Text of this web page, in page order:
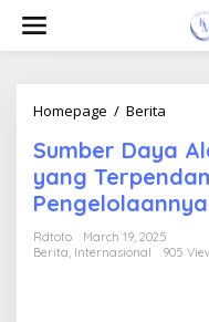
content
Homepage / Berita
Alam
Afrika:
yang
dan
Sumber Daya
yang
Pengelolaannya
Rdtoto
March 19, 2025
Berita, Internasional 905